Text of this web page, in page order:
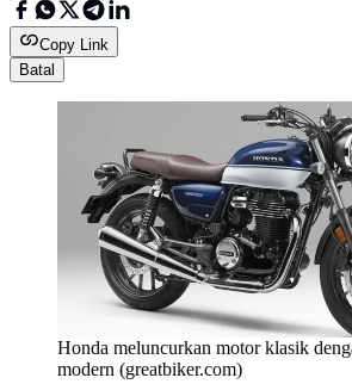
Copy Link
Batal
Honda meluncurkan motor klasik
modern (greatbiker.com)